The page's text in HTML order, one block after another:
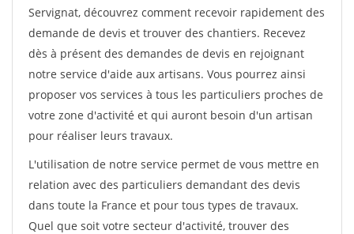
Servignat, découvrez comment recevoir rapidement des
demande de devis et trouver des chantiers. Recevez
dès à présent des demandes de devis en rejoignant
notre service d'aide aux artisans. Vous pourrez ainsi
proposer vos services à tous les particuliers proches de
votre zone d'activité et qui auront besoin d'un artisan
pour réaliser leurs travaux.
L'utilisation de notre service permet de vous mettre en
relation avec des particuliers demandant des devis
dans toute la France et pour tous types de travaux.
Quel que soit votre secteur d'activité, trouver des